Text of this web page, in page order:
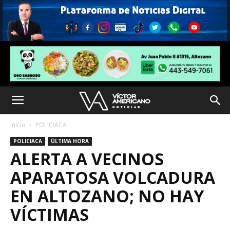
Inicio POLICIACA
POLICIACA ÚLTIMA HORA
ALERTA A VECINOS
APARATOSA VOLCADURA
EN ALTOZANO; NO HAY
VÍCTIMAS